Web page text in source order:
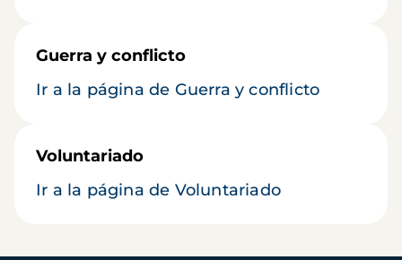
Guerra y conflicto
Ir a la página de Guerra y conflicto
Voluntariado
Ir a la página de Voluntariado